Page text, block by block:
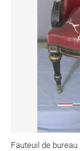
Fauteuil de bureau